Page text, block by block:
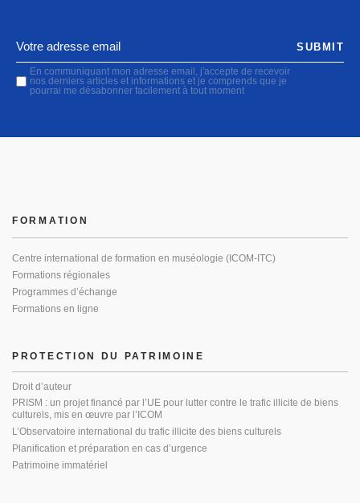
En communiquant mon adresse email, j'accepte de recevoir
nos derniers articles et informations et je comprends que je
pourrai me désabonner facilement à tout moment
SUBMIT
PROTECTION DU PATRIMOINE
Droit d’auteur
PRISM : un projet financé par l’UE pour lutter contre le trafic illicite de biens
culturels, mis en œuvre par l’ICOM
L’Observatoire international du trafic illicite des biens culturels
Planification et préparation en cas d’urgence
Patrimoine immatériel
FORMATION
Centre international de formation en muséologie (ICOM-ITC)
Formations régionales
Programmes d’échange
Formations en ligne